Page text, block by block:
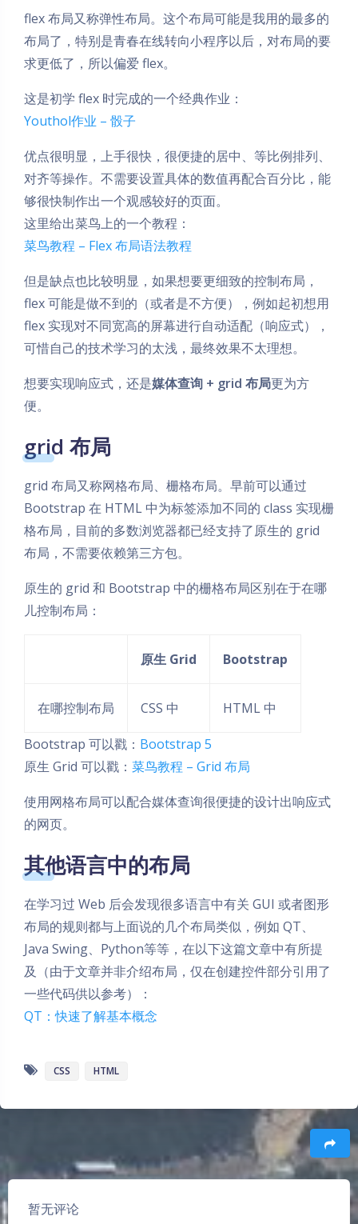
flex 布局又称弹性布局。这个布局可能是我用的最多的
布局了，特别是青春在线转向小程序以后，对布局的要
求更低了，所以偏爱 flex。
这是初学 flex 时完成的一个经典作业：
Youthol作业 – 骰子
优点很明显，上手很快，很便捷的居中、等比例排列、
对齐等操作。不需要设置具体的数值再配合百分比，能
够很快制作出一个观感较好的页面。
这里给出菜鸟上的一个教程：
菜鸟教程 – Flex 布局语法教程
但是缺点也比较明显，如果想要更细致的控制布局，
flex 可能是做不到的（或者是不方便），例如起初想用
flex 实现对不同宽高的屏幕进行自动适配（响应式），
可惜自己的技术学习的太浅，最终效果不太理想。
想要实现响应式，还是媒体查询 + grid 布局更为方
便。
grid 布局
grid 布局又称网格布局、栅格布局。早前可以通过
Bootstrap 在 HTML 中为标签添加不同的 class 实现栅
格布局，目前的多数浏览器都已经支持了原生的 grid
布局，不需要依赖第三方包。
原生的 grid 和 Bootstrap 中的栅格布局区别在于在哪
儿控制布局：
原生 Grid Bootstrap
在哪控制布局 CSS 中 HTML 中
Bootstrap 可以戳： Bootstrap 5
原生 Grid 可以戳： 菜鸟教程 – Grid 布局
使用网格布局可以配合媒体查询很便捷的设计出响应式
的网页。
其他语言中的布局
在学习过 Web 后会发现很多语言中有关 GUI 或者图形
布局的规则都与上面说的几个布局类似，例如 QT、
Java Swing、Python等等，在以下这篇文章中有所提
及（由于文章并非介绍布局，仅在创建控件部分引用了
一些代码供以参考）：
QT：快速了解基本概念
CSS HTML
豆
暂无评论